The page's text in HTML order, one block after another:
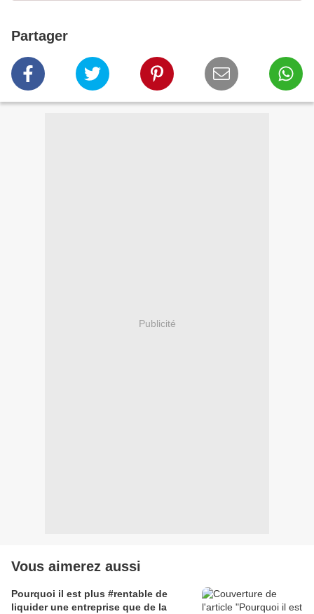
Partager
Publicité
Vous aimerez aussi
Pourquoi il est plus #rentable de
liquider une entreprise que de la